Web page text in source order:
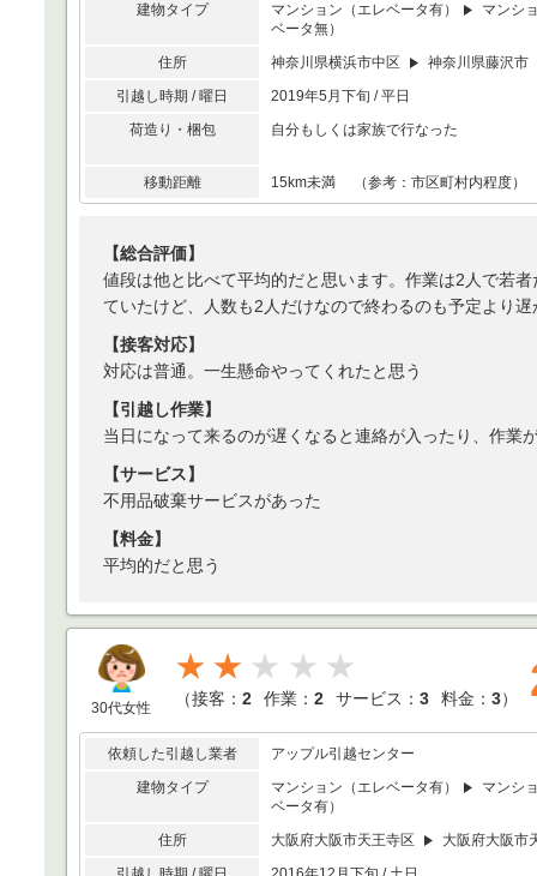
建物タイプ
マンション（エレベータ有）
マンシ
ベータ無）
住所
神奈川県横浜市中区
神奈川県藤沢市
引越し時期 / 曜日
2019年5月下旬 / 平日
荷造り・梱包
自分もしくは家族で行なった
移動距離 15km未満 （参考：市区町村内程度）
【総合評価】
値段は他と比べて平均的だと思います。作業は2人で若
ていたけど、人数も2人だけなので終わるのも予定より遅
【接客対応】
対応は普通。一生懸命やってくれたと思う
【引越し作業】
当日になって来るのが遅くなると連絡が入ったり、作業
【サービス】
不用品破棄サービスがあった
【料金】
平均的だと思う
30代女性
★★
（接客： 2 作業： 2 サービス： 3 料金： 3）
依頼した引越し業者
アップル引越センター
建物タイプ
マンション（エレベータ有）
マンシ
ベータ有）
住所
大阪府大阪市天王寺区
大阪府大阪市